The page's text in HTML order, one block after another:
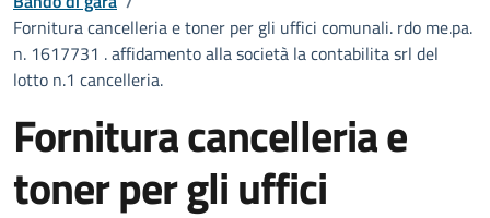
Fornitura cancelleria e toner per gli uffici comunali. rdo me.pa.
n. 1617731 . affidamento alla società la contabilita srl del
lotto n.1 cancelleria.
Fornitura cancelleria e
toner per gli uffici